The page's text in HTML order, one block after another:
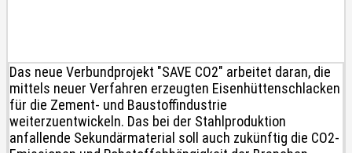
Das neue Verbundprojekt "SAVE CO2" arbeitet daran, die
mittels neuer Verfahren erzeugten Eisenhüttenschlacken
für die Zement- und Baustoffindustrie
weiterzuentwickeln. Das bei der Stahlproduktion
anfallende Sekundärmaterial soll auch zukünftig die CO2-